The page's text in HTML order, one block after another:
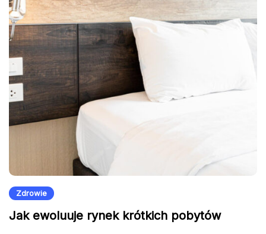
Zdrowie
Jak ewoluuje rynek krótkich pobytów